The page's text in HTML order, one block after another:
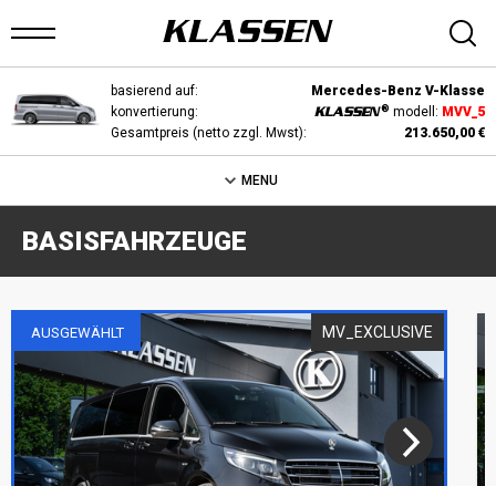
basierend auf:
Mercedes-Benz V-Klasse
konvertierung:
KLASSEN modell: MVV_5
Gesamtpreis (netto zzgl. Mwst):
213.650,00 €
MENU
BASISFAHRZEUGE
AUSGEWÄHLT MV_EXCLUSIVE